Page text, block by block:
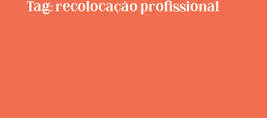
Tag: recolocação profissional